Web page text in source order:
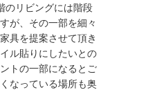
のリビングには階段
が、その一部を細々
具を提案させて頂き
ル貼りにしたいとの
トの一部になるとご
なっている場所も奥